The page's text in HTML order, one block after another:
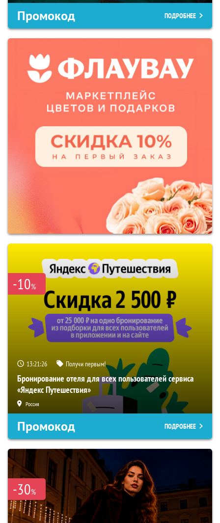
Промокод ПОДРОБНЕЕ
-10%
13:21:25 Получи первым!
Бронирование отеля для всех пользователей сервиса
«Яндекс Путешествия»
Россия
Промокод ПОДРОБНЕЕ
-30%